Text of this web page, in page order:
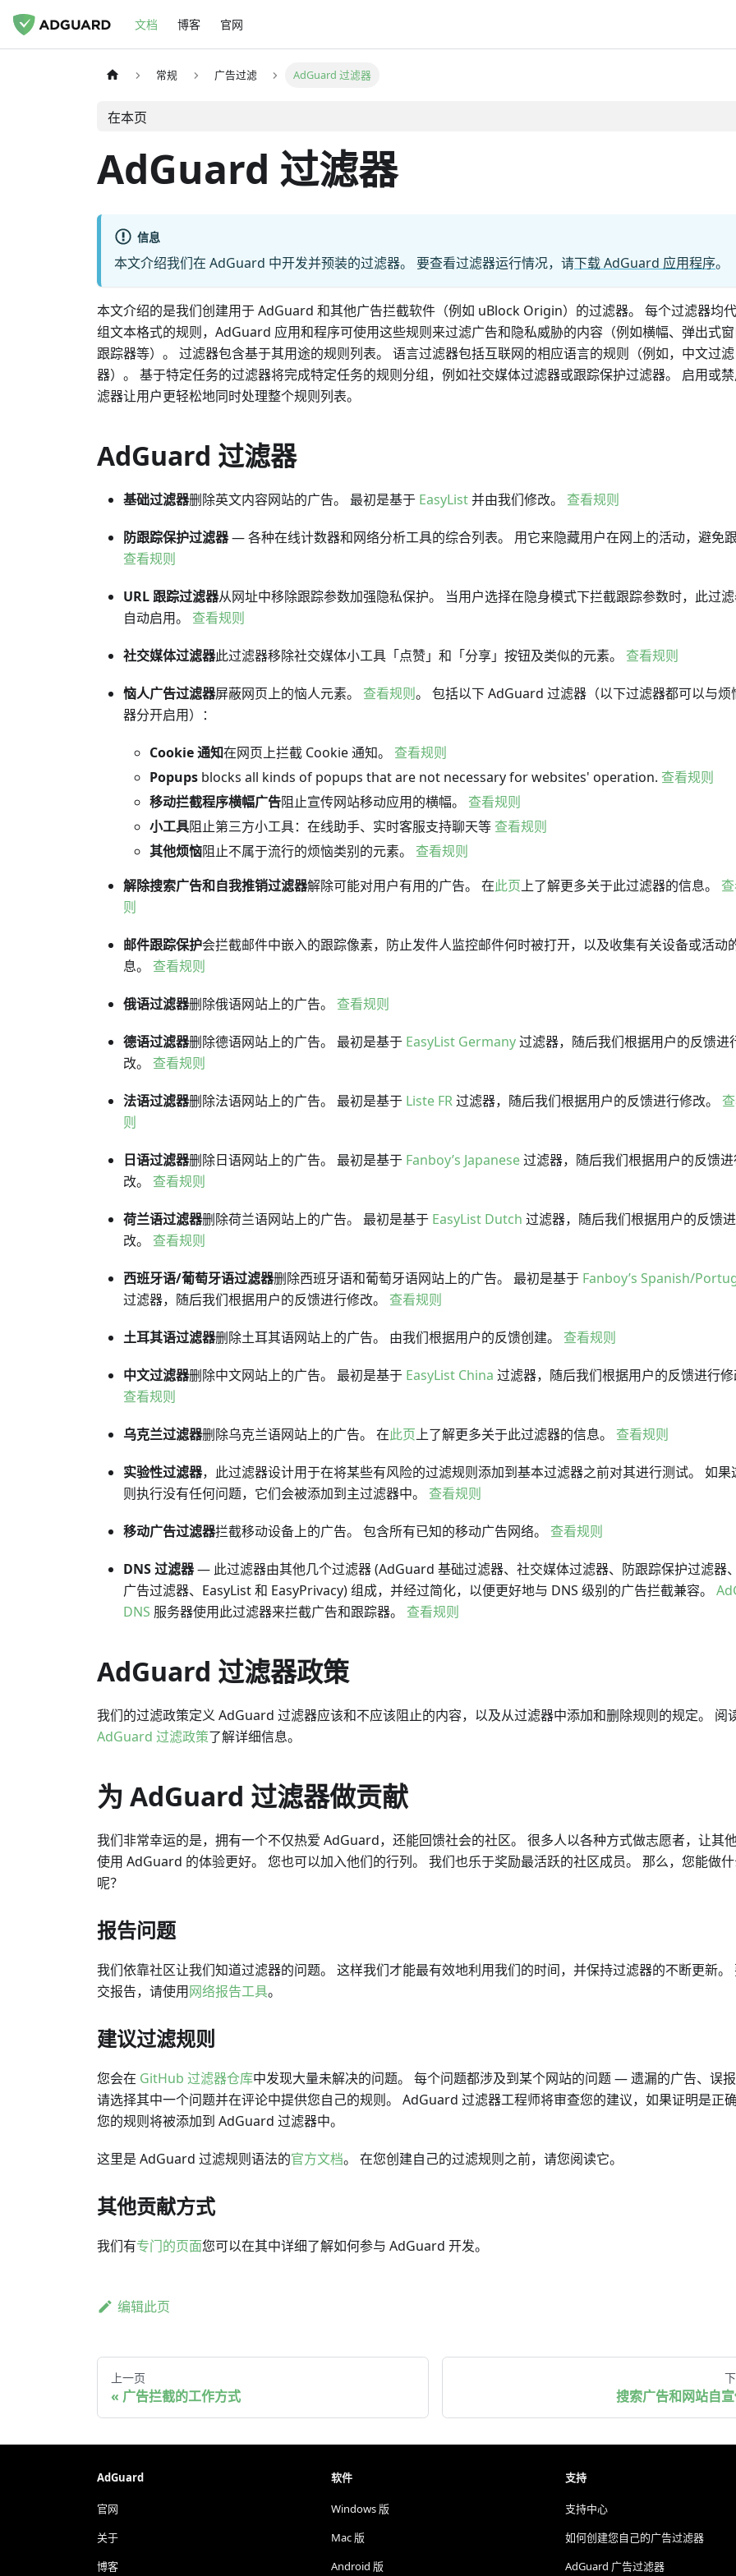
文档 博客 官网
常规 广告过滤 AdGuard 过滤器
在本页
AdGuard 过滤器
信息
本文介绍我们在 AdGuard 中开发并预装的过滤器。 要查看过滤器运行情况，请下载 AdGuard 应用程序。
本文介绍的是我们创建用于 AdGuard 和其他广告拦截软件（例如 uBlock Origin）的过滤器。 每个过滤器均
组文本格式的规则，AdGuard 应用和程序可使用这些规则来过滤广告和隐私威胁的内容（例如横幅、弹出式窗
跟踪器等）。 过滤器包含基于其用途的规则列表。 语言过滤器包括互联网的相应语言的规则（例如，中文过滤
器）。 基于特定任务的过滤器将完成特定任务的规则分组，例如社交媒体过滤器或跟踪保护过滤器。 启用或
滤器让用户更轻松地同时处理整个规则列表。
AdGuard 过滤器
基础过滤器删除英文内容网站的广告。 最初是基于 EasyList并由我们修改。 查看规则
防跟踪保护过滤器— 各种在线计数器和网络分析工具的综合列表。 用它来隐藏用户在网上的活动，避免跟
查看规则
URL 跟踪过滤器从网址中移除跟踪参数加强隐私保护。 当用户选择在隐身模式下拦截跟踪参数时，此过
自动启用。 查看规则
社交媒体过滤器此过滤器移除社交媒体小工具「点赞」和「分享」按钮及类似的元素。 查看规则
恼人广告过滤器屏蔽网页上的恼人元素。 查看规则。 包括以下 AdGuard 过滤器（以下过滤器都可以与烦
器分开启用）：
Cookie 通知在网页上拦截 Cookie 通知。 查看规则
Popups blocks all kinds of popups that are not necessary for websites' operation. 查看规则
移动拦截程序横幅广告阻止宣传网站移动应用的横幅。 查看规则
小工具阻止第三方小工具：在线助手、实时客服支持聊天等查看规则
其他烦恼阻止不属于流行的烦恼类别的元素。 查看规则
解除搜索广告和自我推销过滤器解除可能对用户有用的广告。 在此页上了解更多关于此过滤器的信息。
则
邮件跟踪保护会拦截邮件中嵌入的跟踪像素，防止发件人监控邮件何时被打开，以及收集有关设备或活动
息。 查看规则
俄语过滤器删除俄语网站上的广告。 查看规则
德语过滤器删除德语网站上的广告。 最初是基于 EasyList Germany过滤器，随后我们根据用户的反馈进
改。 查看规则
法语过滤器删除法语网站上的广告。 最初是基于 Liste FR过滤器，随后我们根据用户的反馈进行修改。
则
日语过滤器删除日语网站上的广告。 最初是基于 Fanboy’s Japanese过滤器，随后我们根据用户的反馈
改。 查看规则
荷兰语过滤器删除荷兰语网站上的广告。 最初是基于 EasyList Dutch 过滤器，随后我们根据用户的反馈
改。 查看规则
西班牙语/葡萄牙语过滤器删除西班牙语和葡萄牙语网站上的广告。 最初是基于 Fanboy’s Spanish/
过滤器，随后我们根据用户的反馈进行修改。 查看规则
土耳其语过滤器删除土耳其语网站上的广告。 由我们根据用户的反馈创建。 查看规则
中文过滤器删除中文网站上的广告。 最初是基于 EasyList China 过滤器，随后我们根据用户的反馈进行修
查看规则
乌克兰过滤器删除乌克兰语网站上的广告。 在此页上了解更多关于此过滤器的信息。 查看规则
实验性过滤器，此过滤器设计用于在将某些有风险的过滤规则添加到基本过滤器之前对其进行测试。 如果
则执行没有任何问题，它们会被添加到主过滤器中。 查看规则
移动广告过滤器拦截移动设备上的广告。 包含所有已知的移动广告网络。 查看规则
DNS 过滤器— 此过滤器由其他几个过滤器 (AdGuard 基础过滤器、社交媒体过滤器、防跟踪保护过滤器
广告过滤器、EasyList 和 EasyPrivacy) 组成，并经过简化，以便更好地与 DNS 级别的广告拦截兼容。
DNS 服务器使用此过滤器来拦截广告和跟踪器。 查看规则
AdGuard 过滤器政策
我们的过滤政策定义 AdGuard 过滤器应该和不应该阻止的内容，以及从过滤器中添加和删除规则的规定。 阅
AdGuard 过滤政策了解详细信息。
为 AdGuard 过滤器做贡献
我们非常幸运的是，拥有一个不仅热爱 AdGuard，还能回馈社会的社区。 很多人以各种方式做志愿者，让其
使用 AdGuard 的体验更好。 您也可以加入他们的行列。 我们也乐于奖励最活跃的社区成员。 那么，您能做
呢？
报告问题
我们依靠社区让我们知道过滤器的问题。 这样我们才能最有效地利用我们的时间，并保持过滤器的不断更新。
交报告，请使用网络报告工具。
建议过滤规则
您会在 GitHub 过滤器仓库中发现大量未解决的问题。 每个问题都涉及到某个网站的问题 — 遗漏的广告、误报
请选择其中一个问题并在评论中提供您自己的规则。 AdGuard 过滤器工程师将审查您的建议，如果证明是正确
您的规则将被添加到 AdGuard 过滤器中。
这里是 AdGuard 过滤规则语法的官方文档。 在您创建自己的过滤规则之前，请您阅读它。
其他贡献方式
我们有专门的页面您可以在其中详细了解如何参与 AdGuard 开发。
编辑此页
上一页
广告拦截的工作方式 搜索广告和网站自
AdGuard
官网
关于
博客
软件
Windows 版
Mac 版
Android 版
支持
支持中心
如何创建您自己的广告过滤器
AdGuard 广告过滤器